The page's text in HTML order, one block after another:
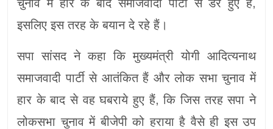
चुनाव में हार के बाद समाजवादी पार्टी से डरे हुए हैं,
इसलिए इस तरह के बयान दे रहे हैं।
सपा सांसद ने कहा कि मुख्यमंत्री योगी आदित्यनाथ
समाजवादी पार्टी से आतंकित हैं और लोक सभा चुनाव में
हार के बाद से वह घबराये हुए हैं, कि जिस तरह सपा ने
लोकसभा चुनाव में बीजेपी को हराया है वैसे ही इस उप